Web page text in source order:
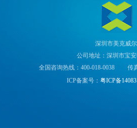
深圳市美克威
公司地址：深圳市宝
全国咨询热线：400-018-0038
传
ICP备案号：粤ICP备